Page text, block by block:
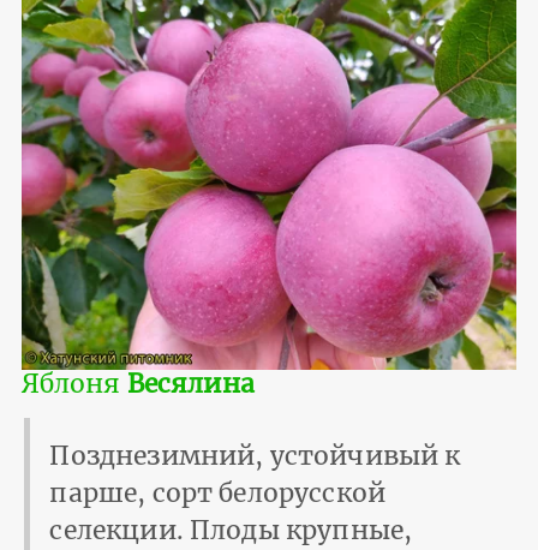
Яблоня Весялина
Позднезимний, устойчивый к
парше, сорт белорусской
селекции. Плоды крупные,